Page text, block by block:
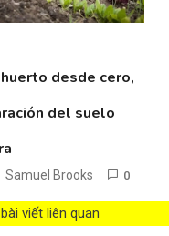
desde cero,
del suelo
Samuel Brooks 0
viết liên quan